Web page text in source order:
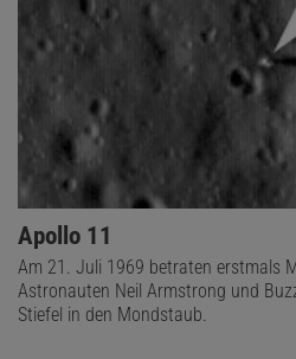
Apollo 11
Am 21. Juli 1969 betraten erstmals
Astronauten Neil Armstrong und
Stiefel in den Mondstaub.